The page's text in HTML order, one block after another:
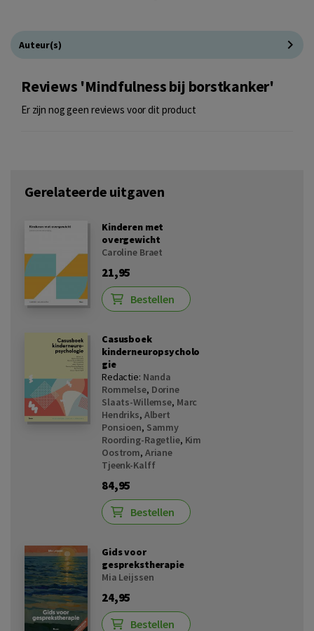
Auteur(s)
Reviews 'Mindfulness bij borstkanker'
Er zijn nog geen reviews voor dit product
Gerelateerde uitgaven
Kinderen met
overgewicht
Caroline Braet
21,95
Bestellen
Casusboek
kinderneuropsycholo
gie
Redactie: Nanda
Rommelse, Dorine
Slaats-Willemse, Marc
Hendriks, Albert
Ponsioen, Sammy
Roording-Ragetlie, Kim
Oostrom, Ariane
Tjeenk-Kalff
84,95
Bestellen
Gids voor
gesprekstherapie
Mia Leijssen
24,95
Bestellen